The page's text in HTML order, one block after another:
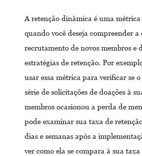
A retenção dinâmica é uma
quando você deseja compreender a
recrutamento de novos membros e
estratégias de retenção. Por
usar essa métrica para verificar se
série de solicitações de doações à
membros ocasionou a perda de
pode examinar sua taxa de
dias e semanas após a
ver como ela se compara à sua